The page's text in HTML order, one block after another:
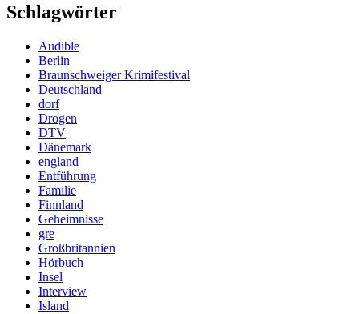
Schlagwörter
Audible
Berlin
Braunschweiger Krimifestival
Deutschland
dorf
Drogen
DTV
Dänemark
england
Entführung
Familie
Finnland
Geheimnisse
gre
Großbritannien
Hörbuch
Insel
Interview
Island